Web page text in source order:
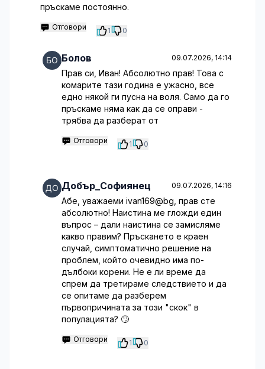
пръскаме постоянно.
Отговори 1 0
Болов 09.07.2026, 14:14
Прав си, Иван! Абсолютно прав! Това с
комарите тази година е ужасно, все
едно някой ги пусна на воля. Само да го
пръскаме няма как да се оправи -
трябва да разберат от
Отговори 1 0
Добър_Софиянец 09.07.2026, 14:16
Абе, уважаеми ivan169@bg, прав сте
абсолютно! Наистина ме гложди един
въпрос – дали наистина се замисляме
какво правим? Пръскането е краен
случай, симптоматично решение на
проблем, който очевидно има по-
дълбоки корени. Не е ли време да
спрем да третираме следствието и да
се опитаме да разберем
първопричината за този "скок" в
популацията? 🙄
Отговори 1 0